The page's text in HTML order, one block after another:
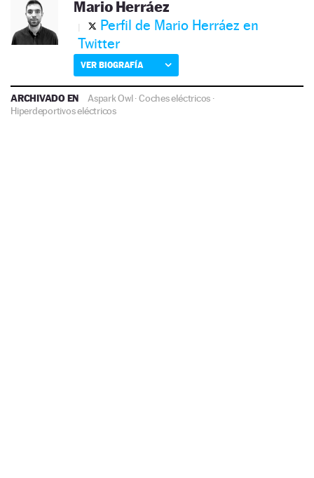
Mario Herráez
Perfil de Mario Herráez en
Twitter
VER BIOGRAFÍA
ARCHIVADO EN Aspark Owl·Coches eléctricos ·
Hiperdeportivos eléctricos